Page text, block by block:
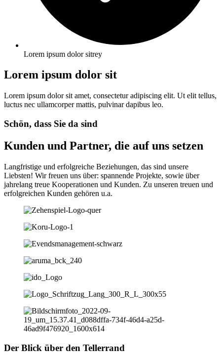
Lorem ipsum dolor sitrey
Lorem ipsum dolor sit
Lorem ipsum dolor sit amet, consectetur adipiscing elit. Ut elit tellus,
luctus nec ullamcorper mattis, pulvinar dapibus leo.
Schön, dass Sie da sind
Kunden und Partner, die auf uns setzen
Langfristige und erfolgreiche Beziehungen, das sind unsere
Liebsten! Wir freuen uns über: spannende Projekte, sowie über
jahrelang treue Kooperationen und Kunden. Zu unseren treuen und
erfolgreichen Kunden gehören u.a.
Der Blick über den Tellerrand